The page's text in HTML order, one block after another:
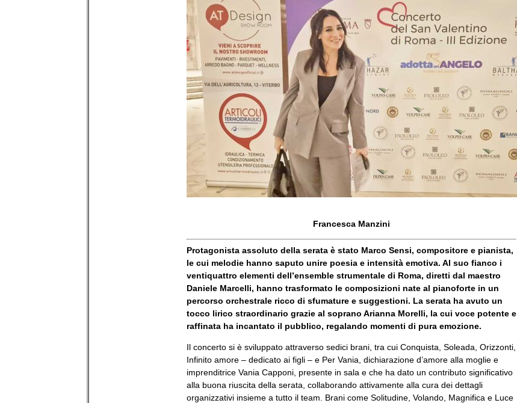
Francesca Manzini
Protagonista assoluto della serata è stato Marco Sensi, compositore e pianista,
le cui melodie hanno saputo unire poesia e intensità emotiva. Al suo fianco i
ventiquattro elementi dell’ensemble strumentale di Roma, diretti dal maestro
Daniele Marcelli, hanno trasformato le composizioni nate al pianoforte in un
percorso orchestrale ricco di sfumature e suggestioni. La serata ha avuto un
tocco lirico straordinario grazie al soprano Arianna Morelli, la cui voce potente e
raffinata ha incantato il pubblico, regalando momenti di pura emozione.
Il concerto si è sviluppato attraverso sedici brani, tra cui Conquista, Soleada, Orizzonti,
Infinito amore – dedicato ai figli – e Per Vania, dichiarazione d’amore alla moglie e
imprenditrice Vania Capponi, presente in sala e che ha dato un contributo significativo
alla buona riuscita della serata, collaborando attivamente alla cura dei dettagli
organizzativi insieme a tutto il team. Brani come Solitudine, Volando, Magnifica e Luce